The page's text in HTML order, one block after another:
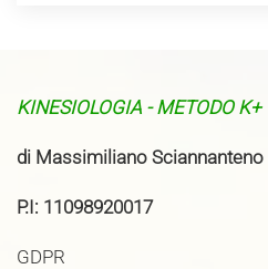
KINESIOLOGIA - METODO K+
di Massimiliano Sciannanteno
P.I: 11098920017
GDPR